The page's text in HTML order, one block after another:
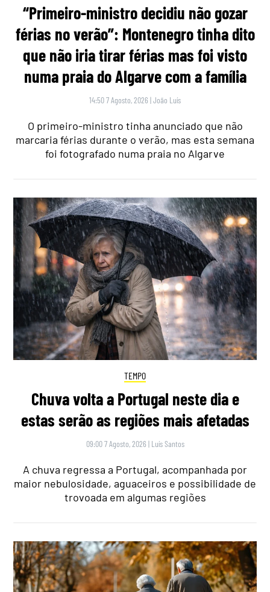
“Primeiro-ministro decidiu não gozar
férias no verão”: Montenegro tinha dito
que não iria tirar férias mas foi visto
numa praia do Algarve com a família
14:50 7 Agosto, 2026 |João Luís
O primeiro-ministro tinha anunciado que não
marcaria férias durante o verão, mas esta semana
foi fotografado numa praia no Algarve
TEMPO
Chuva volta a Portugal neste dia e
estas serão as regiões mais afetadas
09:00 7 Agosto, 2026 | Luís Santos
A chuva regressa a Portugal, acompanhada por
maior nebulosidade, aguaceiros e possibilidade de
trovoada em algumas regiões